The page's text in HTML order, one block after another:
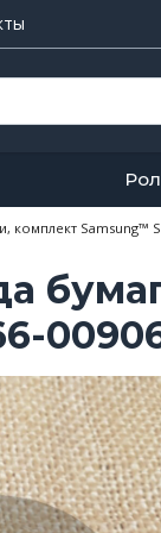
Samsung™